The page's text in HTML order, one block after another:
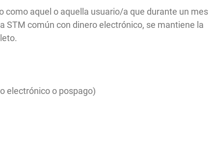
como aquel o aquella usuario/a que durante un mes
STM común con dinero electrónico, se mantiene la
electrónico o pospago)